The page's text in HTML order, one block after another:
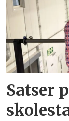
Satser